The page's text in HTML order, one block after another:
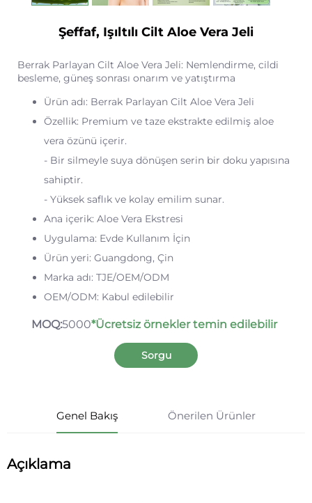
Şeffaf, Işıltılı Cilt Aloe Vera Jeli
Berrak Parlayan Cilt Aloe Vera Jeli: Nemlendirme, cildi
besleme, güneş sonrası onarım ve yatıştırma
Ürün adı: Berrak Parlayan Cilt Aloe Vera Jeli
Özellik: Premium ve taze ekstrakte edilmiş aloe
vera özünü içerir.
- Bir silmeyle suya dönüşen serin bir doku yapısına
sahiptir.
- Yüksek saflık ve kolay emilim sunar.
Ana içerik: Aloe Vera Ekstresi
Uygulama: Evde Kullanım İçin
Ürün yeri: Guangdong, Çin
Marka adı: TJE/OEM/ODM
OEM/ODM: Kabul edilebilir
MOQ:5000*Ücretsiz örnekler temin edilebilir
Sorgu
Genel Bakış Önerilen Ürünler
Açıklama